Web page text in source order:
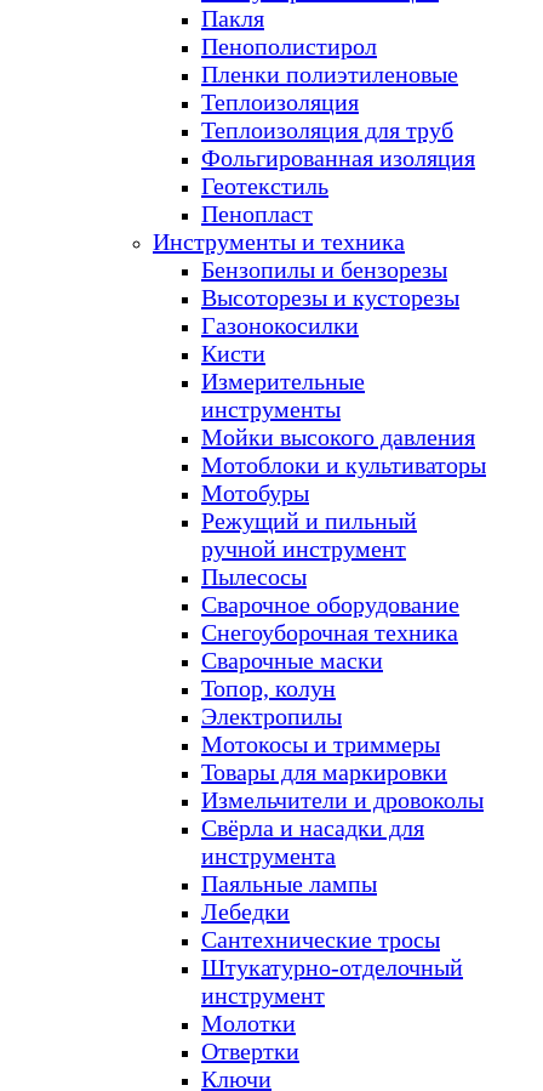
Пакля
Пенополистирол
Пленки полиэтиленовые
Теплоизоляция
Теплоизоляция для труб
Фольгированная изоляция
Геотекстиль
Пенопласт
Инструменты и техника
Бензопилы и бензорезы
Высоторезы и кусторезы
Газонокосилки
Кисти
Измерительные
инструменты
Мойки высокого давления
Мотоблоки и культиваторы
Мотобуры
Режущий и пильный
ручной инструмент
Пылесосы
Сварочное оборудование
Снегоуборочная техника
Сварочные маски
Топор, колун
Электропилы
Мотокосы и триммеры
Товары для маркировки
Измельчители и дровоколы
Свёрла и насадки для
инструмента
Паяльные лампы
Лебедки
Сантехнические тросы
Штукатурно-отделочный
инструмент
Молотки
Отвертки
Ключи